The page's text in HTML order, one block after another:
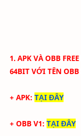
1. APK VÀOBB
64BIT VỚI TÊN OBB
+ APK: TẠI ĐÂY
+ OBB V1: TẠI ĐÂY